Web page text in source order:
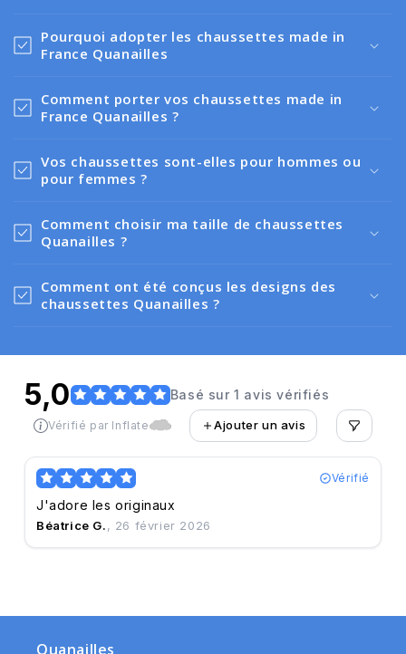
Pourquoi adopter les chaussettes made in
France Quanailles
Comment porter vos chaussettes made in
France Quanailles ?
Vos chaussettes sont-elles pour hommes ou
pour femmes ?
Comment choisir ma taille de chaussettes
Quanailles ?
Comment ont été conçus les designs des
chaussettes Quanailles ?
5,0 Basé sur 1 avis vérifiés
Vérifié par Inflate Ajouter un avis
Vérifié
J'adore les originaux
Béatrice G., 26 février 2026
Quanailles